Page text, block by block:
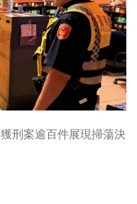
刑案逾百件展現掃蕩決